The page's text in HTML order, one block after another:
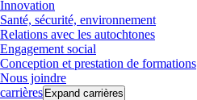
Innovation
Santé, sécurité, environnement
Relations avec les autochtones
Engagement social
Conception et prestation de formations
Nous joindre
carrières Expand carrières